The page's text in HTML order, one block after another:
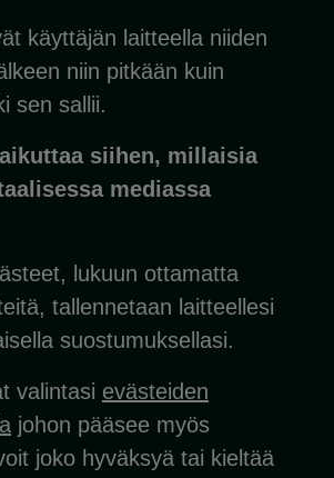
käyttäjän laitteella niiden
niin pitkään kuin
sen sallii.
siihen, millaisia
mediassa
lukuun ottamatta
tallennetaan laitteellesi
suostumuksellasi.
valintasi evästeiden
johon pääsee myös
joko hyväksyä tai kieltää